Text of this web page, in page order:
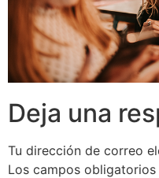
Deja una
Tu dirección de correo
Los campos